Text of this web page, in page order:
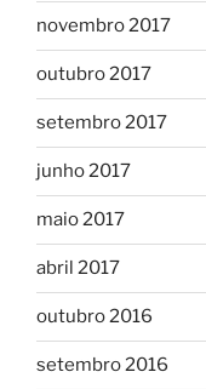
novembro 2017
outubro 2017
setembro 2017
junho 2017
maio 2017
abril 2017
outubro 2016
setembro 2016